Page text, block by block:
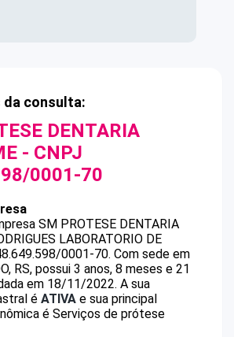
da consulta:
DENTARIA
- CNPJ
0001-70
SM PROTESE DENTARIA
LABORATORIO DE
0001-70. Com sede em
RS, possui 3 anos, 8 meses e 21
em 18/11/2022. A sua
é ATIVA e sua principal
é Serviços de prótese